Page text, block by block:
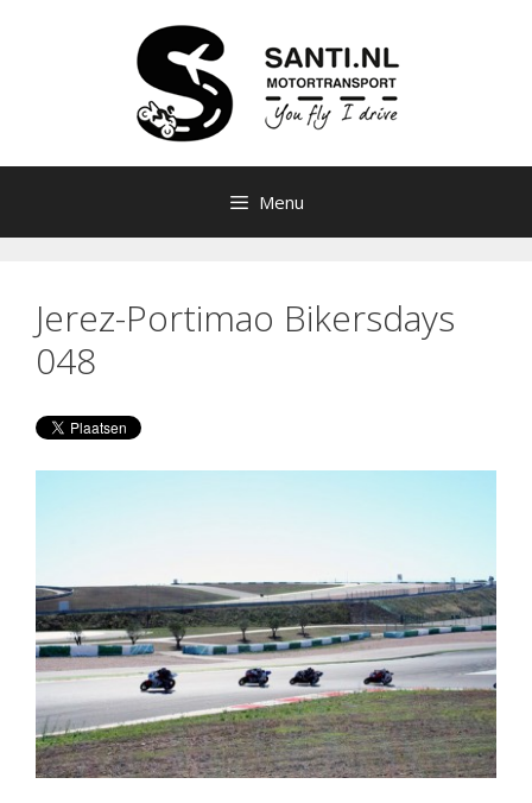
Menu
Jerez-Portimao Bikersdays
048